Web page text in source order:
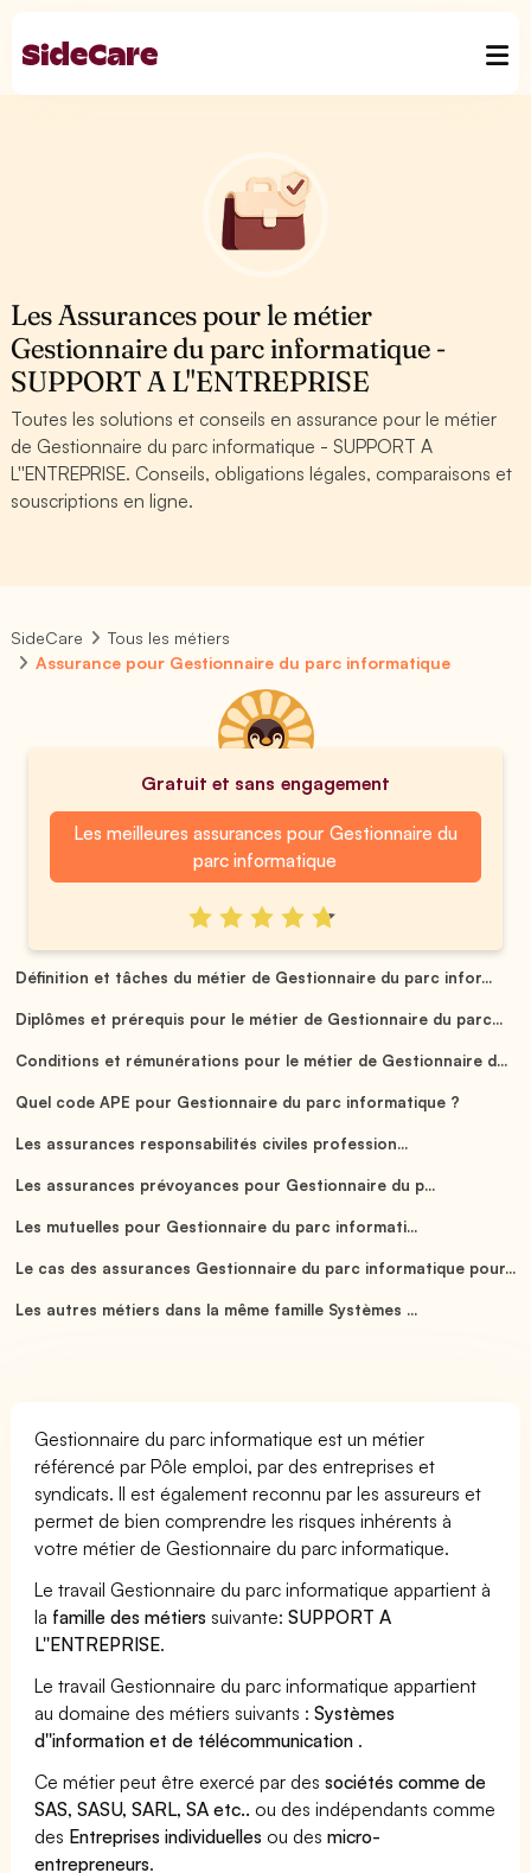
Les Assurances pour le métier
Gestionnaire du parc informatique -
SUPPORT A L''ENTREPRISE
Toutes les solutions et conseils en assurance pour le métier
de Gestionnaire du parc informatique - SUPPORT A
L''ENTREPRISE. Conseils, obligations légales, comparaisons et
souscriptions en ligne.
SideCare
Tous les métiers
Assurance pour Gestionnaire du parc informatique
Gratuit et sans engagement
Les meilleures assurances pour Gestionnaire du
parc informatique
Définition et tâches du métier de Gestionnaire du parc infor...
Diplômes et prérequis pour le métier de Gestionnaire du parc...
Conditions et rémunérations pour le métier de Gestionnaire d...
Quel code APE pour Gestionnaire du parc informatique ?
Les assurances responsabilités civiles profession...
Les assurances prévoyances pour Gestionnaire du p...
Les mutuelles pour Gestionnaire du parc informati...
Le cas des assurances Gestionnaire du parc informatique pour...
Les autres métiers dans la même famille Systèmes ...
Gestionnaire du parc informatique est un métier
référencé par Pôle emploi, par des entreprises et
syndicats. Il est également reconnu par les assureurs et
permet de bien comprendre les risques inhérents à
votre métier de Gestionnaire du parc informatique.
Le travail Gestionnaire du parc informatique appartient à
la famille des métiers suivante:SUPPORT A
L''ENTREPRISE.
Le travail Gestionnaire du parc informatique appartient
au domaine des métiers suivants :Systèmes
d''information et de télécommunication .
Ce métier peut être exercé par dessociétés comme de
SAS, SASU, SARL, SA etc.. ou des indépendants comme
des Entreprises individuelles ou desmicro-
entrepreneurs.